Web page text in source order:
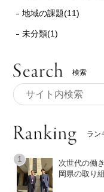
地域の課題(11)
未分類(1)
検索
ラン
次世代の働
岡県の取り